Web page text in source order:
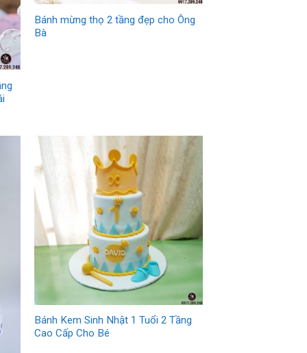
Bánh mừng thọ 2 tầng đẹp cho Ông
Bà
Bánh Kem Sinh Nhật 1 Tuổi 2 Tầng
Cao Cấp Cho Bé